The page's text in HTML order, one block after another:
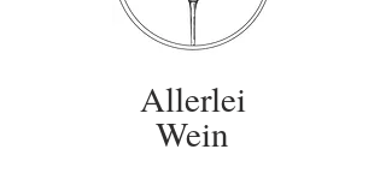
Allerlei
Wein